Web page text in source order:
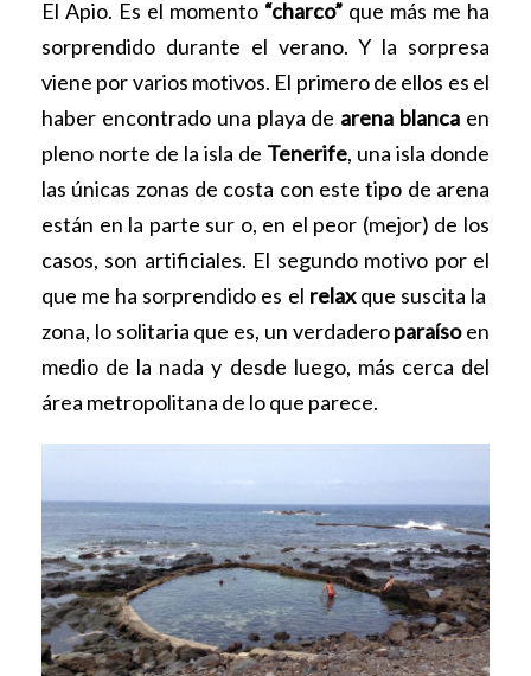
El Apio. Es el momento “charco” que más me ha
sorprendido durante el verano. Y la sorpresa
viene por varios motivos. El primero de ellos es el
haber encontrado una playa de arena blanca en
pleno norte de la isla de Tenerife, una isla donde
las únicas zonas de costa con este tipo de arena
están en la parte sur o, en el peor (mejor) de los
casos, son artificiales. El segundo motivo por el
que me ha sorprendido es el relaxque suscita la
zona, lo solitaria que es, un verdaderoparaísoen
medio de la nada y desde luego, más cerca del
área metropolitana de lo que parece.